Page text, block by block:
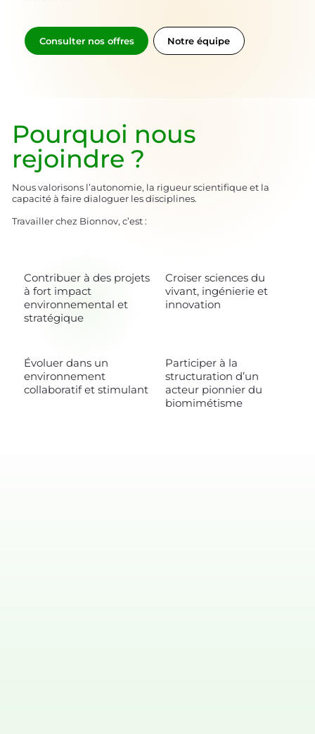
Consulter nos offres Notre équipe
Pourquoi nous
rejoindre ?
Nous valorisons l’autonomie, la rigueur scientifique et la
capacité à faire dialoguer les disciplines.
Travailler chez Bionnov, c’est :
Contribuer à des projets
à fort impact
environnemental et
stratégique
Croiser sciences du
vivant, ingénierie et
innovation
Évoluer dans un
environnement
collaboratif et stimulant
Participer à la
structuration d’un
acteur pionnier du
biomimétisme